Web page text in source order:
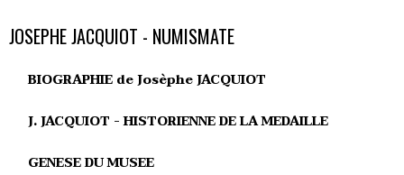
JOSEPHE JACQUIOT - NUMISMATE
BIOGRAPHIE de Josèphe JACQUIOT
J. JACQUIOT - HISTORIENNE DE LA MEDAILLE
GENESE DU MUSEE